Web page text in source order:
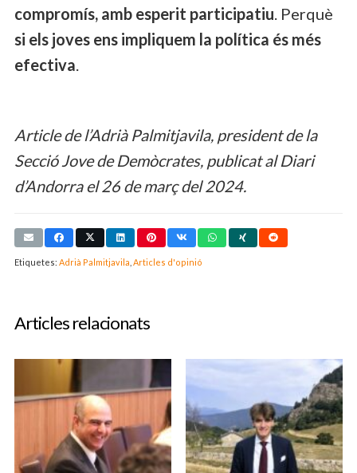
compromís, amb esperit participatiu. Perquè
si els joves ens impliquem la política és més
efectiva.
Article de l’Adrià Palmitjavila, president de la
Secció Jove de Demòcrates, publicat al Diari
d’Andorra el 26 de març del 2024.
Etiquetes: Adrià Palmitjavila Articles d'opinió
Articles relacionats